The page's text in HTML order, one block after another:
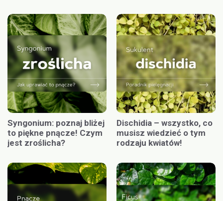
Syngonium: poznaj bliżej
to piękne pnącze! Czym
jest zroślicha?
Dischidia – wszystko, co
musisz wiedzieć o tym
rodzaju kwiatów!